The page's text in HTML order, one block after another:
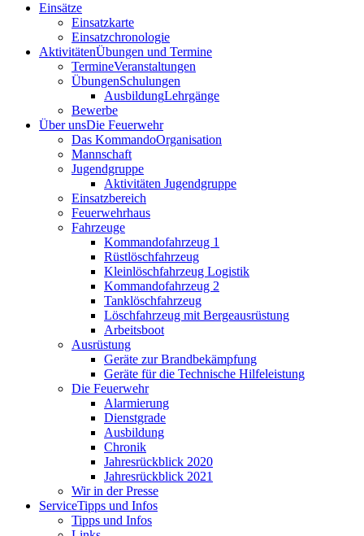
Einsätze
Einsatzkarte
Einsatzchronologie
AktivitätenÜbungen und Termine
TermineVeranstaltungen
ÜbungenSchulungen
AusbildungLehrgänge
Bewerbe
Über unsDie Feuerwehr
Das KommandoOrganisation
Mannschaft
Jugendgruppe
Aktivitäten Jugendgruppe
Einsatzbereich
Feuerwehrhaus
Fahrzeuge
Kommandofahrzeug 1
Rüstlöschfahrzeug
Kleinlöschfahrzeug Logistik
Kommandofahrzeug 2
Tanklöschfahrzeug
Löschfahrzeug mit Bergeausrüstung
Arbeitsboot
Ausrüstung
Geräte zur Brandbekämpfung
Geräte für die Technische Hilfeleistung
Die Feuerwehr
Alarmierung
Dienstgrade
Ausbildung
Chronik
Jahresrückblick 2020
Jahresrückblick 2021
Wir in der Presse
ServiceTipps und Infos
Tipps und Infos